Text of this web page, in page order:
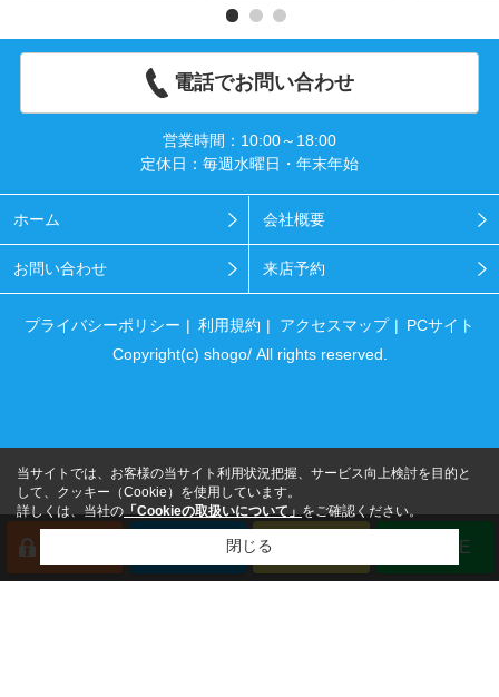
電話でお問い合わせ
営業時間：10:00～18:00
定休日：毎週水曜日・年末年始
ホーム 会社概要
お問い合わせ 来店予約
プライバシーポリシー 利用規約 アクセスマップ
PCサイト
Copyright(c) shogo/ All rights reserved.
来店予約 LINE
当サイトでは、お客様の当サイト利用状況把握、サービス向上検討を目的と
して、クッキー（Cookie）を使用しています。
詳しくは、当社の「Cookieの取扱いについて」をご確認ください。
閉じる